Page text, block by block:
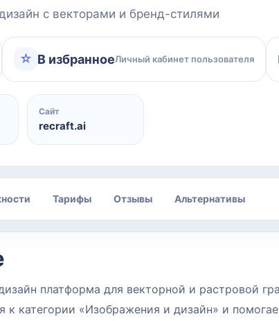
с векторами и бренд-стилями
☆ В избранноеЛичный кабинет пользователя
Сайт
recraft.ai
Тарифы Отзывы Альтернативы
платформа для векторной и растровой
к категории «Изображения и дизайн» и